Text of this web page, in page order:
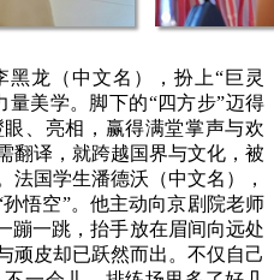
龙（中文名），扮上“巨灵
美学。脚下的“四方步”迈得
、亮相，赢得满堂掌声与欢
翻译，就跨越国界与文化，被
法国学生潘德沃（中文名），
悟空”。他主动向京剧院老师
蹦一跳，抬手放在眉间向远处
顽皮却已跃然而出。不仅自己